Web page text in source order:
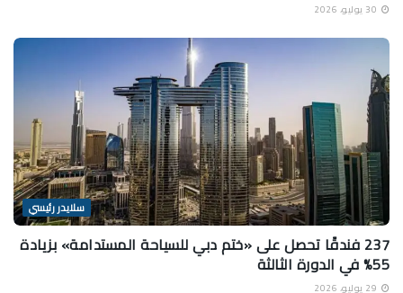
سلايدر رئيسي
237 فندقًا تحصل على «ختم دبي للسياحة المستدامة» بزيادة
55% في الدورة الثالثة